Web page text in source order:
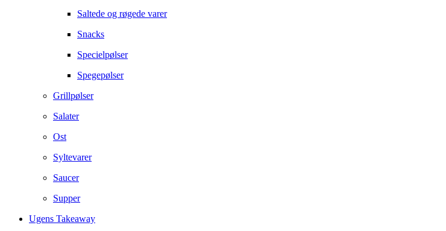
Saltede og røgede varer
Snacks
Specielpølser
Spegepølser
Grillpølser
Salater
Ost
Syltevarer
Saucer
Supper
Ugens Takeaway